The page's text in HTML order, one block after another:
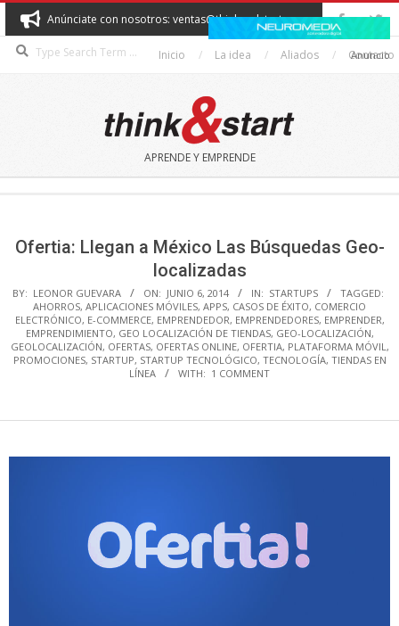
Skip
to
content
Anúnciate con nosotros: ventas@thinkandstart.com
Inicio La idea Aliados Contacto
THINK&START
APRENDE Y EMPRENDE
Anuncio
Ofertia: Llegan a México Las Búsquedas Geo-
localizadas
BY: LEONOR GUEVARA ON: JUNIO 6, 2014 IN: STARTUPS
TAGGED:
AHORROS, APLICACIONES MÓVILES, APPS, CASOS DE ÉXITO, COMERCIO
ELECTRÓNICO, E-COMMERCE, EMPRENDEDOR, EMPRENDEDORES, EMPRENDER,
EMPRENDIMIENTO, GEO LOCALIZACIÓN DE TIENDAS, GEO-LOCALIZACIÓN,
GEOLOCALIZACIÓN, OFERTAS, OFERTAS ONLINE, OFERTIA, PLATAFORMA MÓVIL,
PROMOCIONES, STARTUP, STARTUP TECNOLÓGICO, TECNOLOGÍA, TIENDAS EN
LÍNEA
WITH: 1 COMMENT